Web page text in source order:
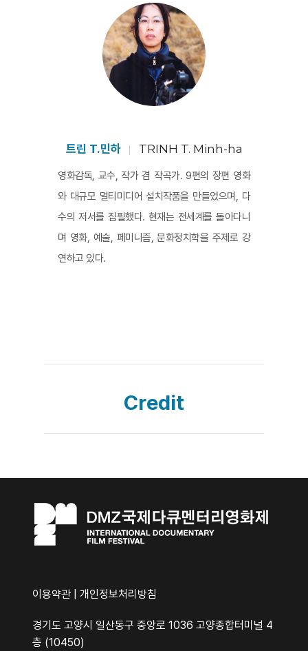
는 “진정한” 중국의 모습을 찾는데 노력을 허비하
지 않는다. 그보다는, “그러면 중국은?”이라는 질문
을 통해 미디어의 묘사와 공적 재현을 통해 당연하
게 여기게 된 중국 이미지의 표면 아래에 있는 것을
탐사한다. 그리고 중국, 보다 정확하게는 지금은 사
라진 중국의 풍경 속에 있던 여성과 아이들, 가족이
와 이미지를 다층적으로 배열한 몽타주와 시적 텍
스트들의 가능성에 오랫동안 천착해 온 거장이 내
트린 T.민하 TRINH T. Minh-ha
영화감독, 교수, 작가 겸 작곡가. 9편의 장편 영화
와 대규모 멀티미디어 설치작품을 만들었으며, 다
수의 저서를 집필했다. 현재는 전세계를 돌아다니
며 영화, 예술, 페미니즘, 문화정치학을 주제로 강
연하고 있다.
Credit
이용약관 개인정보처리방침
경기도 고양시 일산동구 중앙로 1036 고양종합터미널 4
층 (10450)